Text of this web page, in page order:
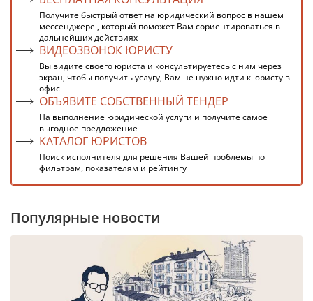
Получите быстрый ответ на юридический вопрос в нашем
мессенджере , который поможет Вам сориентироваться в
дальнейших действиях
ВИДЕОЗВОНОК ЮРИСТУ
Вы видите своего юриста и консультируетесь с ним через
экран, чтобы получить услугу, Вам не нужно идти к юристу в
офис
ОБЪЯВИТЕ СОБСТВЕННЫЙ ТЕНДЕР
На выполнение юридической услуги и получите самое
выгодное предложение
КАТАЛОГ ЮРИСТОВ
Поиск исполнителя для решения Вашей проблемы по
фильтрам, показателям и рейтингу
Популярные новости